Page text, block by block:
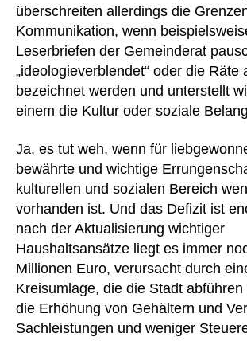
überschreiten allerdings die
Kommunikation, wenn
Leserbriefen der Gemeinderat
„ideologieverblendet“ oder die Räte
bezeichnet werden und unterstellt
einem die Kultur oder soziale
Ja, es tut weh, wenn für
bewährte und wichtige
kulturellen und sozialen Bereich
vorhanden ist. Und das Defizit ist
nach der Aktualisierung wichtiger
Haushaltsansätze liegt es immer
Millionen Euro, verursacht durch
Kreisumlage, die die Stadt
die Erhöhung von Gehältern und
Sachleistungen und weniger